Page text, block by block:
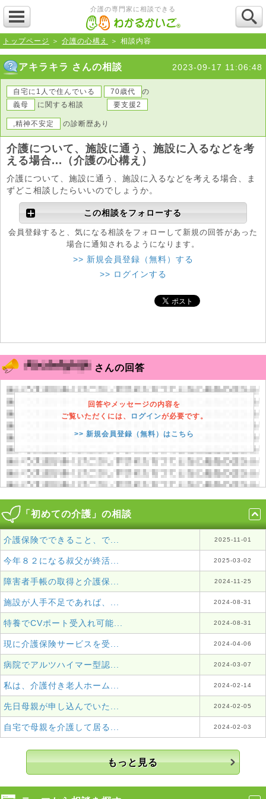
介護の専門家に相談できる
トップページ ＞ 介護の心構え ＞ 相談内容
アキラキラ さんの相談 2023-09-17 11:06:48
自宅に1人で住んでいる 70歳代
の
義母
に関する相談 要支援2
,精神不安定 の診断歴あり
介護について、施設に通う、施設に入るなどを考
える場合...（介護の心構え）
介護について、施設に通う、施設に入るなどを考える場合、ま
ずどこ相談したらいいのでしょうか。
この相談をフォローする
会員登録すると、気になる相談をフォローして新規の回答があった
場合に通知されるようになります。
>> 新規会員登録（無料）する
>> ログインする
さんの回答
回答やメッセージの内容を
ご覧いただくには、
ログインが必要です。
>> 新規会員登録（無料）はこちら
「初めての介護」の相談
介護保険でできること、で... 2025-11-01
今年８２になる叔父が終活... 2025-03-02
障害者手帳の取得と介護保... 2024-11-25
施設が人手不足であれば、... 2024-08-31
特養でCVポート受入れ可能... 2024-08-31
現に介護保険サービスを受... 2024-04-06
病院でアルツハイマー型認... 2024-03-07
私は、介護付き老人ホーム... 2024-02-14
先日母親が申し込んでいた... 2024-02-05
自宅で母親を介護して居る... 2024-02-03
もっと見る